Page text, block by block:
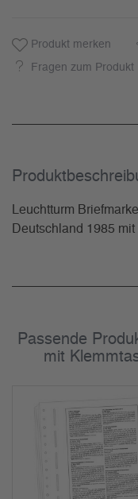
Produkt merken
Fragen zum Produkt
Leuchtturm
Deutschland 1985
Passende
mit